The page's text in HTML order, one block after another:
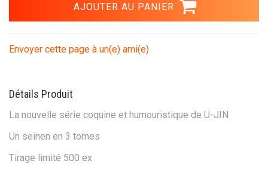
Envoyer cette page à un(e) ami(e)
Détails Produit
La nouvelle série coquine et humouristique de U-JIN
Un seinen en 3 tomes
Tirage limité 500 ex